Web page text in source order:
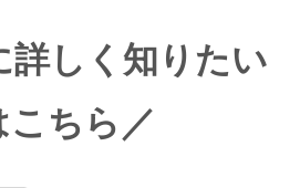
詳しく知りたい
こちら ／